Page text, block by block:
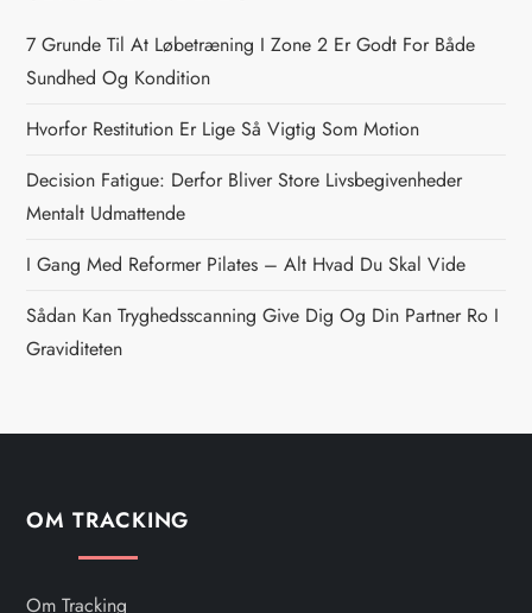
n
a
v
i
g
a
i
o
7 Grunde Til At Løbetræning I Zone 2 Er Godt For Både
Sundhed Og Kondition
Hvorfor Restitution Er Lige Så Vigtig Som Motion
Decision Fatigue: Derfor Bliver Store Livsbegivenheder
Mentalt Udmattende
I Gang Med Reformer Pilates – Alt Hvad Du Skal Vide
Sådan Kan Tryghedsscanning Give Dig Og Din Partner Ro I
Graviditeten
OM TRACKING
Om Tracking